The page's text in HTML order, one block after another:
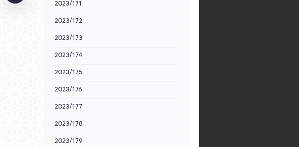
2023/171
2023/172
2023/173
2023/174
2023/175
2023/176
2023/177
2023/178
2023/179